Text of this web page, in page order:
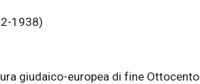
1938)
giudaico-europea di fine Ottocento